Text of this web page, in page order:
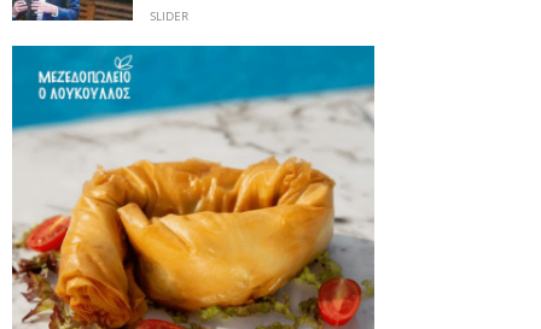
SLIDER